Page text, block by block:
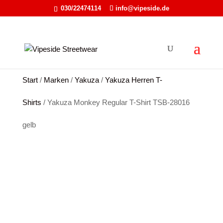
030/22474114 info@vipeside.de
Start/ Marken/ Yakuza/ Yakuza Herren T-
Shirts / Yakuza Monkey Regular T-Shirt TSB-28016
gelb